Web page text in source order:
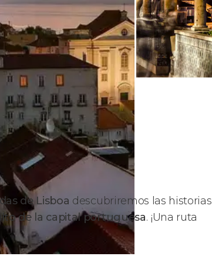
de Lisboa descubriremos las historias
de la capital portuguesa. ¡Una ruta